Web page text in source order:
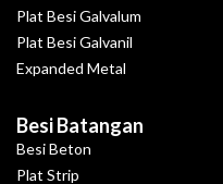
Plat Besi Galvalum
Plat Besi Galvanil
Expanded Metal
Besi Batangan
Besi Beton
Plat Strip